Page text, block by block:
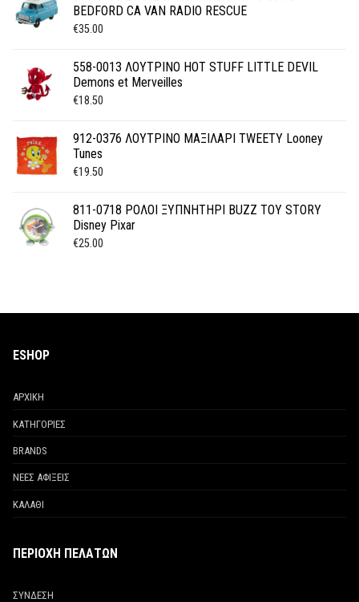
BEDFORD CA VAN RADIO RESCUE
€35.00
558-0013 ΛΟΥΤΡΙΝΟ HOT STUFF LITTLE DEVIL
Demons et Merveilles
€18.50
912-0376 ΛΟΥΤΡΙΝΟ ΜΑΞΙΛΑΡΙ TWEETY Looney
Tunes
€19.50
811-0718 ΡΟΛΟΙ ΞΥΠΝΗΤΗΡΙ BUZZ TOY STORY
Disney Pixar
€25.00
ESHOP
ΑΡΧΙΚΗ
ΚΑΤΗΓΟΡΙΕΣ
BRANDS
ΝΕΕΣ ΑΦΙΞΕΙΣ
ΚΑΛΑΘΙ
ΠΕΡΙΟΧΗ ΠΕΛΑΤΩΝ
ΣΥΝΔΕΣΗ